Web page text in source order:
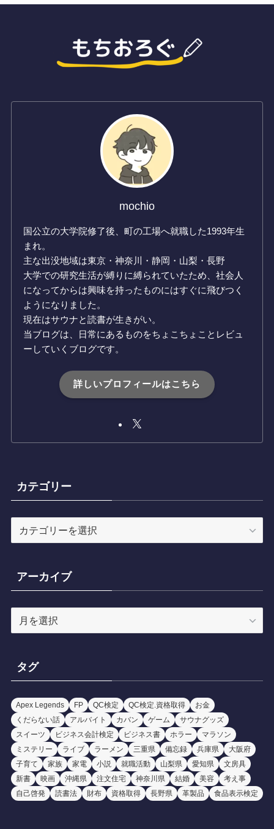
mochio
国公立の大学院修了後、町の工場へ就職した1993年生
まれ。
主な出没地域は東京・神奈川・静岡・山梨・長野
大学での研究生活が縛りに縛られていたため、社会人
になってからは興味を持ったものにはすぐに飛びつく
ようになりました。
現在はサウナと読書が生きがい。
当ブログは、日常にあるものをちょこちょことレビュ
ーしていくブログです。
詳しいプロフィールはこちら
カテゴリー
テ
リ
ー
アーカイブ
ー
ブ
タグ
Apex Legends FP QC検定 QC検定.資格取得
お金
くだらない話
アルバイト カバン ゲーム
サウナグッズ
スイーツ
ビジネス会計検定 ビジネス書 ホラー
マラソン
ミステリー
ライブ ラーメン 三重県 備忘録 兵庫県
大阪府
子育て
家族 家電 小説 就職活動 山梨県 愛知県
文房具
新書
映画 沖縄県 注文住宅 神奈川県 結婚 美容
考え事
自己啓発
読書法 財布 資格取得 長野県 革製品 食品表示検定